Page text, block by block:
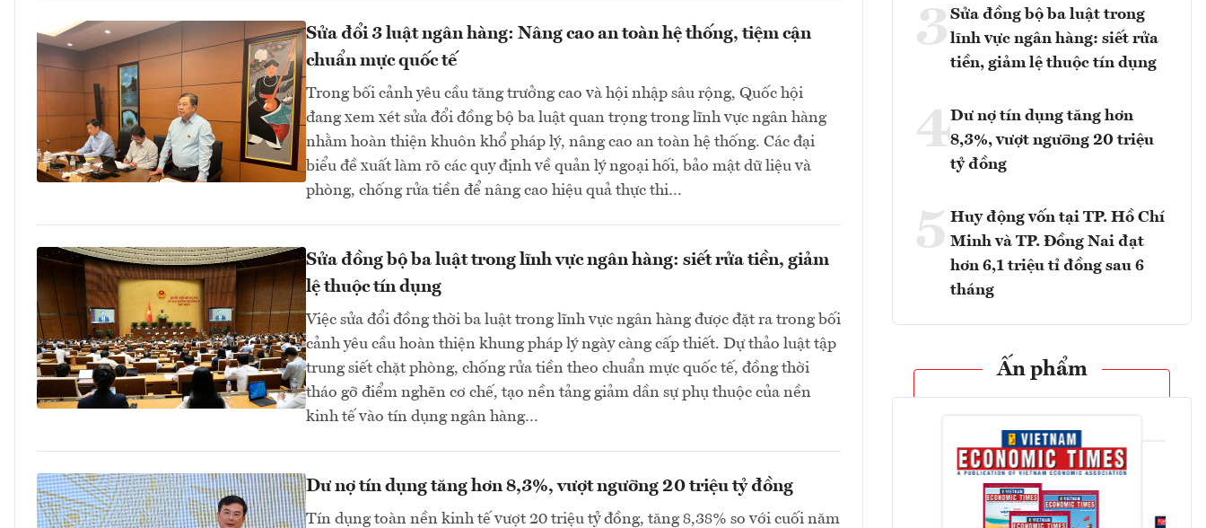
Sửa đổi 3 luật ngân hàng: Nâng cao an toàn hệ thống, tiệm cận
chuẩn mực quốc tế
Trong bối cảnh yêu cầu tăng trưởng cao và hội nhập sâu rộng, Quốc hội
đang xem xét sửa đổi đồng bộ ba luật quan trọng trong lĩnh vực ngân hàng
nhằm hoàn thiện khuôn khổ pháp lý, nâng cao an toàn hệ thống. Các đại
biểu đề xuất làm rõ các quy định về quản lý ngoại hối, bảo mật dữ liệu và
phòng, chống rửa tiền để nâng cao hiệu quả thực thi…
Sửa đồng bộ ba luật trong lĩnh vực ngân hàng: siết rửa tiền, giảm
lệ thuộc tín dụng
Việc sửa đổi đồng thời ba luật trong lĩnh vực ngân hàng được đặt ra trong bối
cảnh yêu cầu hoàn thiện khung pháp lý ngày càng cấp thiết. Dự thảo luật tập
trung siết chặt phòng, chống rửa tiền theo chuẩn mực quốc tế, đồng thời
tháo gỡ điểm nghẽn cơ chế, tạo nền tảng giảm dần sự phụ thuộc của nền
kinh tế vào tín dụng ngân hàng…
Dư nợ tín dụng tăng hơn 8,3%, vượt ngưỡng 20 triệu tỷ đồng
Tín dụng toàn nền kinh tế vượt 20 triệu tỷ đồng, tăng 8,38% so với cuối năm
3 Sửa đồng bộ ba luật trong
lĩnh vực ngân hàng: siết rửa
tiền, giảm lệ thuộc tín dụng
4Dư nợ tín dụng tăng hơn
8,3%, vượt ngưỡng 20 triệu
tỷ đồng
5 Huy động vốn tại TP. Hồ Chí
Minh và TP. Đồng Nai đạt
hơn 6,1 triệu tỉ đồng sau 6
tháng
Ấn phẩm